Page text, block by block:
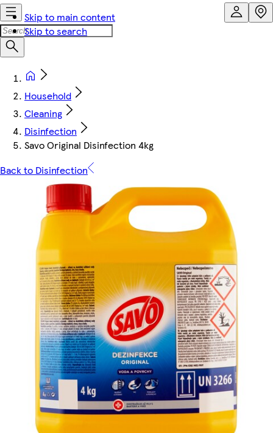
Skip to main content
Skip to search
Household
Cleaning
Disinfection
Savo Original Disinfection 4kg
Back to Disinfection